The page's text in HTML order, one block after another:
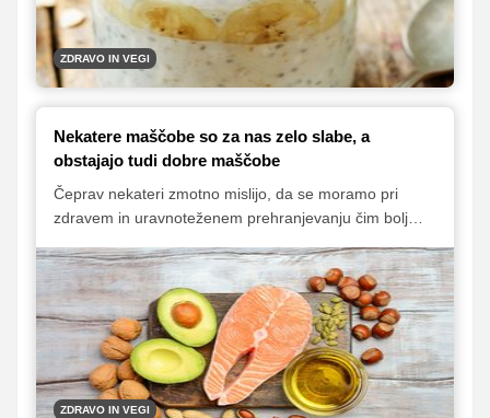
predlogi.
ZDRAVO IN VEGI
Nekatere maščobe so za nas zelo slabe, a
obstajajo tudi dobre maščobe
Čeprav nekateri zmotno mislijo, da se moramo pri
zdravem in uravnoteženem prehranjevanju čim bolj
Maščobe nam dajejo energijo in sodijo med
makrohranila, zato predstavljajo pomemben del naše
prehrane. Je pa zelo pomembno, da vemo, da so
nekatere maščobe za nas dobre, obstajajo pa tudi
take, ki zdravju škodijo in pospešijo nastanek različnih
bolezni.
ZDRAVO IN VEGI